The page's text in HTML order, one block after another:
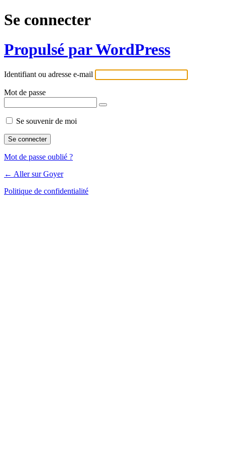
Se connecter
Propulsé par WordPress
Identifiant ou adresse e-mail
Mot de passe
Se souvenir de moi
Mot de passe oublié ?
← Aller sur Goyer
Politique de confidentialité